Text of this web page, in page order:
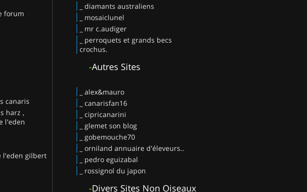
forum
canaris
harz ,
l'eden
l'eden gilbert
_ diamants australiens
_ mosaiclunel
_ mr c.audiger
_ perroquets et grands becs
crochus.
-Autres Sites
_ alex&mauro
_ canarisfan16
_ cipricanarini
_ glemet son blog
_ gobemouche70
_ orniland annuaire d'éleveurs..
_ pedro eguizabal
_ rossignol du japon
-Divers Sites Non Oiseaux